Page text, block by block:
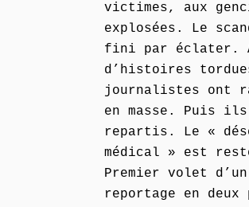
victimes, aux
explosées. Le
fini par éclater.
d’histoires
journalistes ont
en masse. Puis
repartis. Le «
médical » est
Premier volet d’un
reportage en